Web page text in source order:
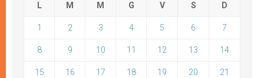
L M M G V S D
1 2 3 4 5 6 7
8 9 10 11 12 13 14
15 16 17 18 19 20 21